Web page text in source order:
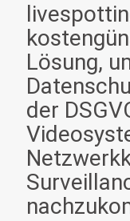
Lösung,
der